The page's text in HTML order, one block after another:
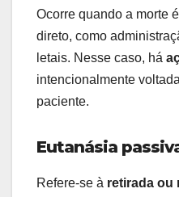
Ocorre quando a morte
direto, como
letais. Nesse caso, há
intencionalmente
paciente.
Eutanásia
Refere-se à retirada ou